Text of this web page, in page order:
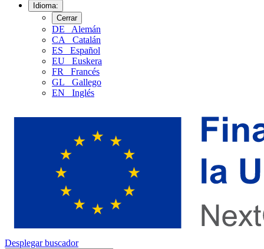
Idioma:
Cerrar
DE
Alemán
CA
Catalán
ES
Español
EU
Euskera
FR
Francés
GL
Gallego
EN
Inglés
Desplegar buscador